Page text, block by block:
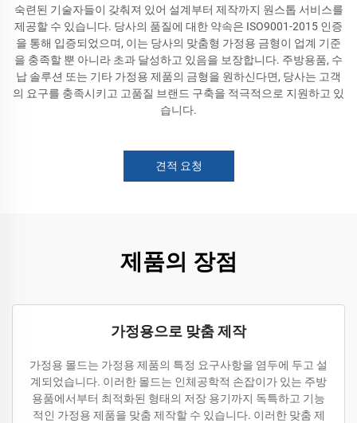
숙련된 기술자들이 갖춰져 있어 설계부터 제작까지 원스톱 서비스를
제공할 수 있습니다. 당사의 품질에 대한 약속은 ISO9001-2015 인증
을 통해 입증되었으며, 이는 당사의 맞춤형 가정용 금형이 업계 기준
을 충족할 뿐 아니라 초과 달성하고 있음을 보장합니다. 주방용품, 수
납 솔루션 또는 기타 가정용 제품의 금형을 원하신다면, 당사는 고객
의 요구를 충족시키고 고품질 브랜드 구축을 적극적으로 지원하고 있
습니다.
견적 요청
제품의 장점
가정용으로 맞춤 제작
가정용 몰드는 가정용 제품의 특정 요구사항을 염두에 두고 설
계되었습니다. 이러한 몰드는 인체공학적 손잡이가 있는 주방
용품에서부터 최적화된 형태의 저장 용기까지 독특하고 기능
적인 가정용 제품을 맞춤 제작할 수 있습니다. 이러한 맞춤 제